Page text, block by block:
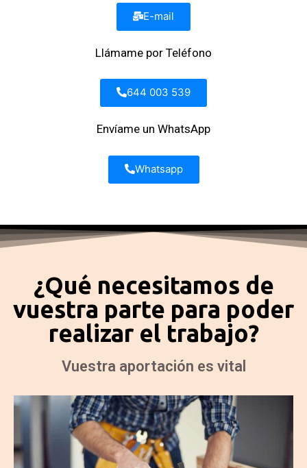
E-mail
Llámame por Teléfono
644 003 539
Envíame un WhatsApp
Whatsapp
¿Qué necesitamos de
vuestra parte para poder
realizar el trabajo?
Vuestra aportación es vital